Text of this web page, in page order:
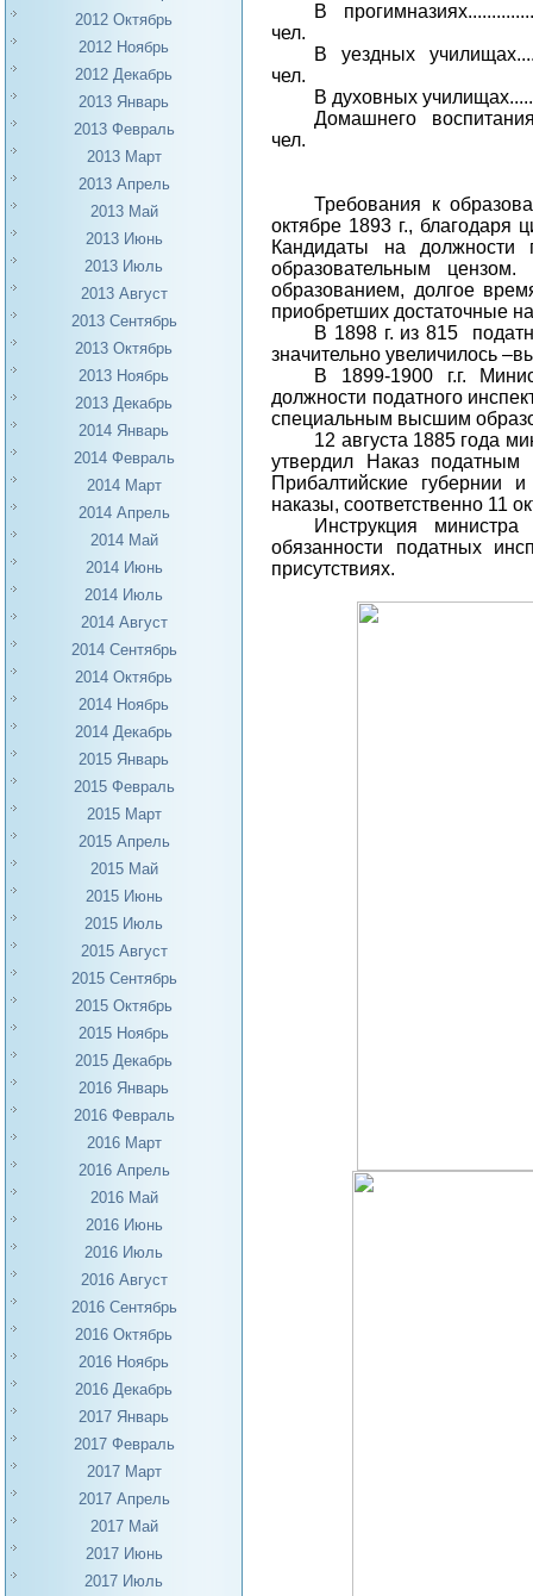
2012 Октябрь
2012 Ноябрь
2012 Декабрь
2013 Январь
2013 Февраль
2013 Март
2013 Апрель
2013 Май
2013 Июнь
2013 Июль
2013 Август
2013 Сентябрь
2013 Октябрь
2013 Ноябрь
2013 Декабрь
2014 Январь
2014 Февраль
2014 Март
2014 Апрель
2014 Май
2014 Июнь
2014 Июль
2014 Август
2014 Сентябрь
2014 Октябрь
2014 Ноябрь
2014 Декабрь
2015 Январь
2015 Февраль
2015 Март
2015 Апрель
2015 Май
2015 Июнь
2015 Июль
2015 Август
2015 Сентябрь
2015 Октябрь
2015 Ноябрь
2015 Декабрь
2016 Январь
2016 Февраль
2016 Март
2016 Апрель
2016 Май
2016 Июнь
2016 Июль
2016 Август
2016 Сентябрь
2016 Октябрь
2016 Ноябрь
2016 Декабрь
2017 Январь
2017 Февраль
2017 Март
2017 Апрель
2017 Май
2017 Июнь
2017 Июль
В прогимназиях
чел.
В уездных училищах
чел.
В духовных училищах
Домашнего
чел.
Требования к
октябре 1893 г.,
Кандидаты на должности
образовательным
образованием, долгое
приобретших достаточные
В 1898 г. из 815
значительно увеличилось
В 1899-1900 г.г.
должности податного
специальным высшим
12 августа 1885 года
утвердил Наказ податным
Прибалтийские губернии
наказы, соответственно 11
Инструкция
обязанности податных
присутствиях.